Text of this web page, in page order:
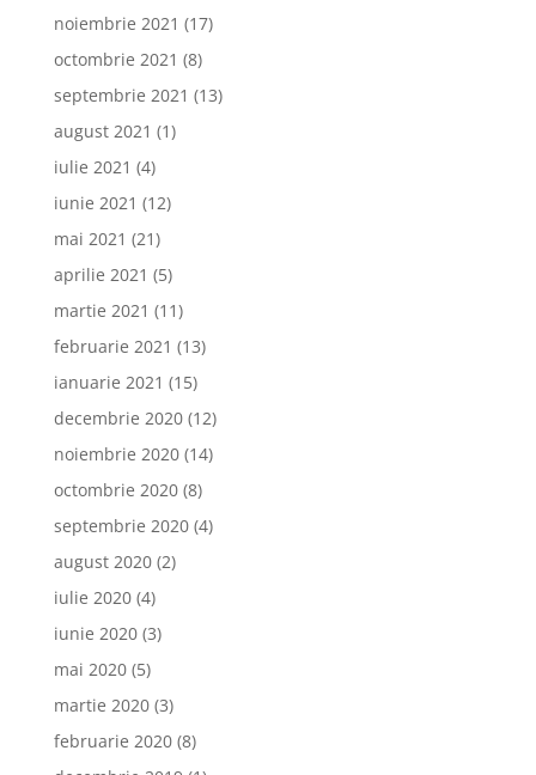
noiembrie 2021 (17)
octombrie 2021 (8)
septembrie 2021 (13)
august 2021 (1)
iulie 2021 (4)
iunie 2021 (12)
mai 2021 (21)
aprilie 2021 (5)
martie 2021 (11)
februarie 2021 (13)
ianuarie 2021 (15)
decembrie 2020(12)
noiembrie 2020(14)
octombrie 2020(8)
septembrie 2020(4)
august 2020(2)
iulie 2020(4)
iunie 2020(3)
mai 2020(5)
martie 2020(3)
februarie 2020(8)